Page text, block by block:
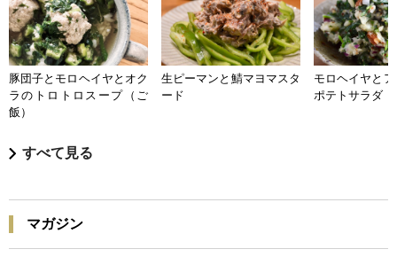
豚団子とモロヘイヤとオク
ラのトロトロスープ（ご
飯）
生ピーマンと鯖マヨマスタ
ード
モロヘイヤと
ポテトサラダ
すべて見る
マガジン